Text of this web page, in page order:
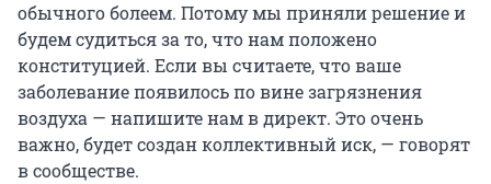
обычного болеем. Потому мы приняли решение и
будем судиться за то, что нам положено
конституцией. Если вы считаете, что ваше
заболевание появилось по вине загрязнения
воздуха — напишите нам в директ. Это очень
важно, будет создан коллективный иск, — говорят
в сообществе.